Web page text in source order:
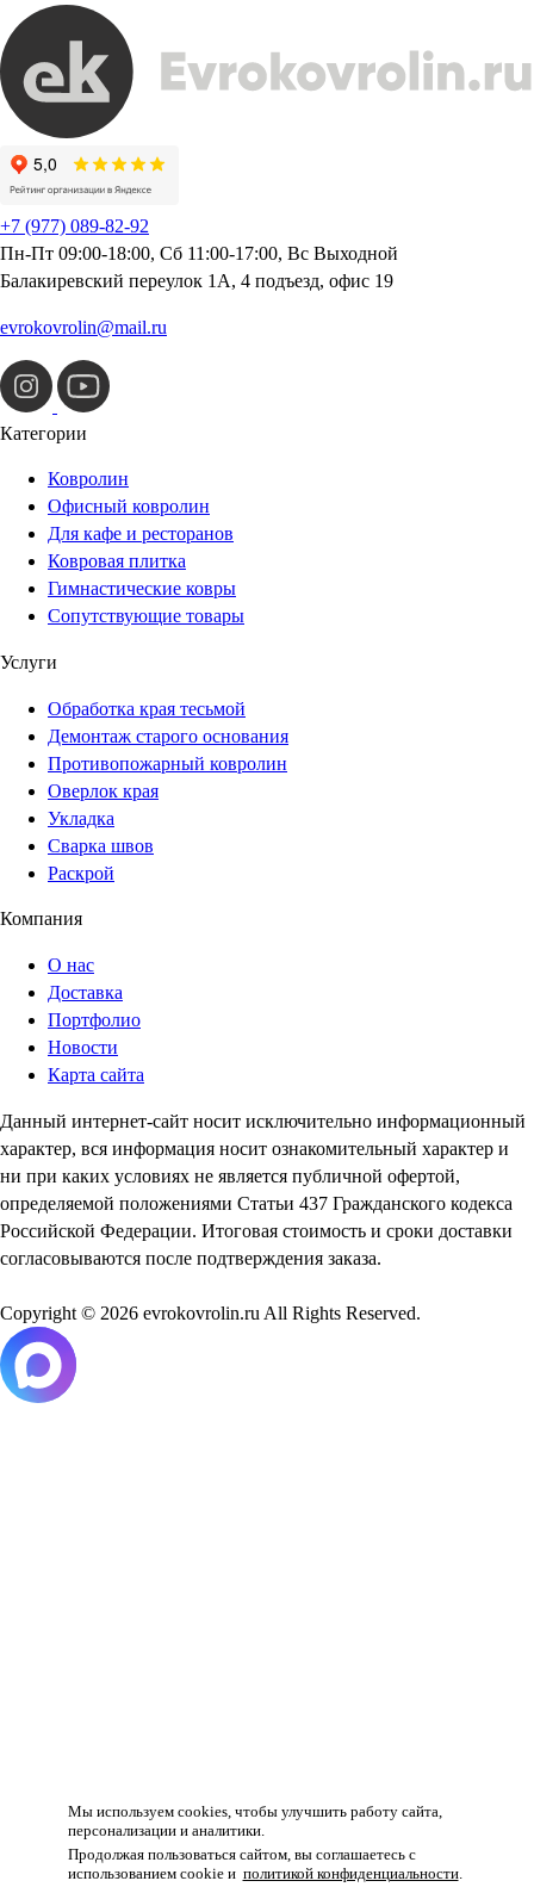
Мы используем cookies, чтобы улучшить работу сайта,
персонализации и аналитики.
Продолжая пользоваться сайтом, вы соглашаетесь с
использованием cookie и политикой конфиденциальности.
+7 (977) 089-82-92
Пн-Пт 09:00-18:00, Сб 11:00-17:00, Вс Выходной
Балакиревский переулок 1А, 4 подъезд, офис 19
evrokovrolin@mail.ru
Категории
Ковролин
Офисный ковролин
Для кафе и ресторанов
Ковровая плитка
Гимнастические ковры
Сопутствующие товары
Услуги
Обработка края тесьмой
Демонтаж старого основания
Противопожарный ковролин
Оверлок края
Укладка
Сварка швов
Раскрой
Компания
О нас
Доставка
Портфолио
Новости
Карта сайта
Данный интернет-сайт носит исключительно информационный
характер, вся информация носит ознакомительный характер и
ни при каких условиях не является публичной офертой,
определяемой положениями Статьи 437 Гражданского кодекса
Российской Федерации. Итоговая стоимость и сроки доставки
согласовываются после подтверждения заказа.
Copyright © 2026 evrokovrolin.ru All Rights Reserved.